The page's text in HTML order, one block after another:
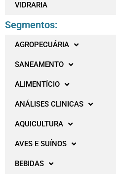
VIDRARIA
Segmentos:
AGROPECUÁRIA
SANEAMENTO
ALIMENTÍCIO
ANÁLISES CLINICAS
AQUICULTURA
AVES E SUÍNOS
BEBIDAS